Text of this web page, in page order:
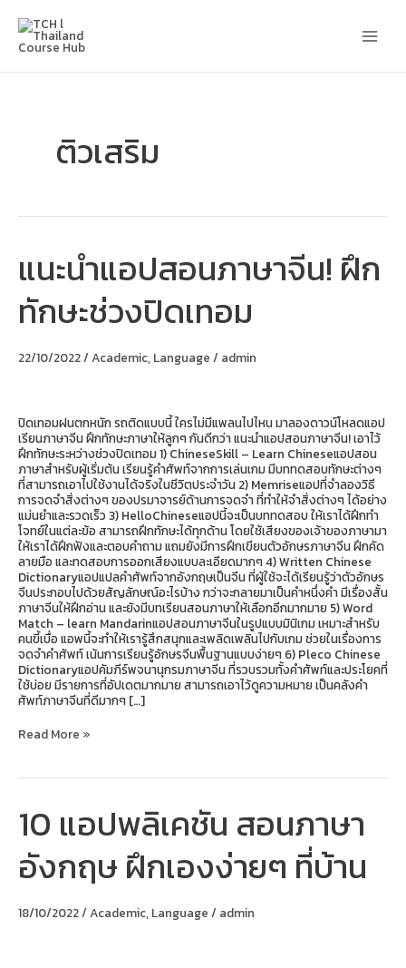
content
ติวเสริม
แนะนำแอปสอนภาษาจีน! ฝึก
ทักษะช่วงปิดเทอม
22/10/2022/Academic, Language / admin
ปิดเทอมฝนตกหนัก รถติดแบบนี้ ใครไม่มีแพลนไปไหน มาลองดาวน์โหลดแอป
เรียนภาษาจีน ฝึกทักษะภาษาให้ลูกๆ กันดีกว่า แนะนำแอปสอนภาษาจีน! เอาไว้
ฝึกทักษะระหว่างช่วงปิดเทอม 1) ChineseSkill – Learn Chineseแอปสอน
ภาษาสำหรับผู้เริ่มต้น เรียนรู้คำศัพท์จากการเล่นเกม มีบททดสอบทักษะต่างๆ
ที่สามารถเอาไปใช้งานได้จริงในชีวิตประจำวัน 2) Memriseแอปที่จำลองวิธี
การจดจำสิ่งต่างๆ ของปรมาจารย์ด้านการจดจำ ที่ทำให้จำสิ่งต่างๆ ได้อย่าง
แม่นยำและรวดเร็ว 3) HelloChineseแอปนี้จะเป็นบททดสอบ ให้เราได้ฝึกทำ
โจทย์ในแต่ละข้อ สามารถฝึกทักษะได้ทุกด้าน โดยใช้เสียงของเจ้าของภาษามา
ให้เราได้ฝึกฟังและตอบคำถาม แถมยังมีการฝึกเขียนตัวอักษรภาษาจีน ฝึกคัด
ลายมือ และทดสอบการออกเสียงแบบละเอียดมากๆ 4) Written Chinese
Dictionaryแอปแปลคำศัพท์จากอังกฤษเป็นจีน ที่ผู้ใช้จะได้เรียนรู้ว่าตัวอักษร
จีนประกอบไปด้วยสัญลักษณ์อะไรบ้าง กว่าจะกลายมาเป็นคำหนึ่งคำ มีเรื่องสั้น
ภาษาจีนให้ฝึกอ่าน และยังมีบทเรียนสอนภาษาให้เลือกอีกมากมาย 5) Word
Match – learn Mandarinแอปสอนภาษาจีนในรูปแบบมินิเกม เหมาะสำหรับ
คนขี้เบื่อ แอพนี้จะทำให้เรารู้สึกสนุกและเพลิดเพลินไปกับเกม ช่วยในเรื่องการ
จดจำคำศัพท์ เน้นการเรียนรู้อักษรจีนพื้นฐานแบบง่ายๆ 6) Pleco Chinese
Dictionaryแอปคัมภีร์พจนานุกรมภาษาจีน ที่รวบรวมทั้งคำศัพท์และประโยคที่
ใช้บ่อย มีรายการที่อัปเดตมากมาย สามารถเอาไว้ดูความหมาย เป็นคลังคำ
ศัพท์ภาษาจีนที่ดีมากๆ […]
แอ
สอน
ฝึก
เทอม
Read More »
10 แอปพลิเคชัน สอนภาษา
อังกฤษ ฝึกเองง่ายๆ ที่บ้าน
18/10/2022/Academic, Language / admin
10
แอปพลิเคชัน
สอน
ภาษา
อังกฤษ
ง่ายๆ